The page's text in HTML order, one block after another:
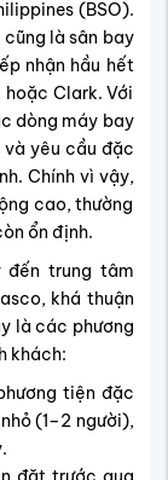
(BSO).
là sân bay
nhận hầu hết
Clark. Với
dòng máy bay
và yêu cầu đặc
Chính vì vậy,
cao, thường
ổn định.
đến trung tâm
khá thuận
là các phương
khách:
tiện đặc
(1–2 người),